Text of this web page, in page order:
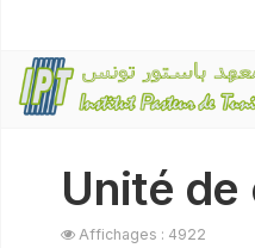
Unité
Affichages : 4922